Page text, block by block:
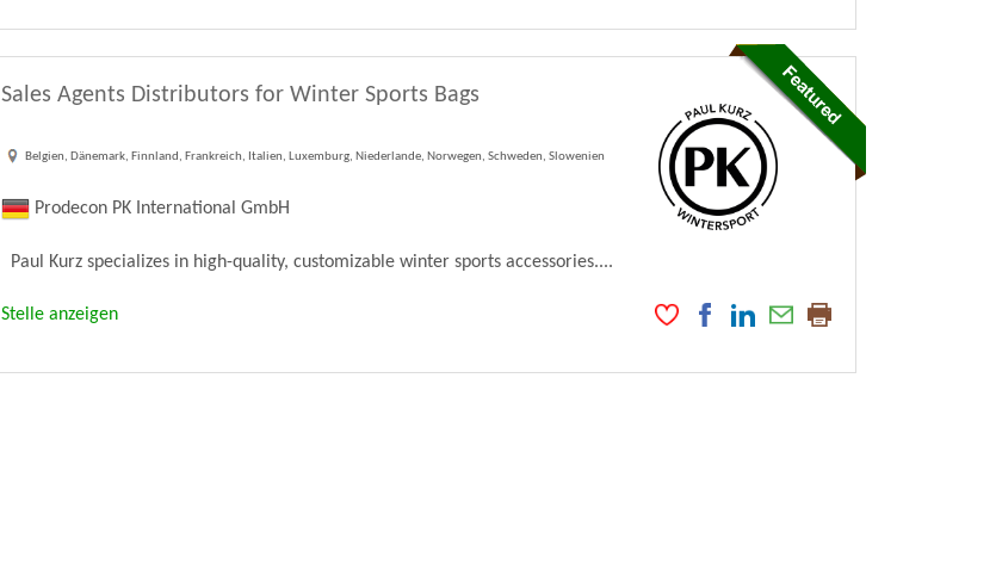
Sales Agents Distributors for Winter Sports Bags
Belgien, Dänemark, Finnland, Frankreich, Italien, Luxemburg, Niederlande, Norwegen, Schweden, Slowenien
Prodecon PK International GmbH
Paul Kurz specializes in high-quality, customizable winter sports accessories....
Stelle anzeigen